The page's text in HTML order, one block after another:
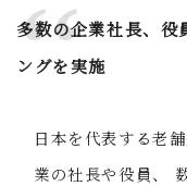
多数の企業社長、役
ングを実施
日本を代表する老
業の社長や役員、